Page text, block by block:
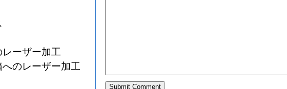
ーザー加工
のレーザー加工